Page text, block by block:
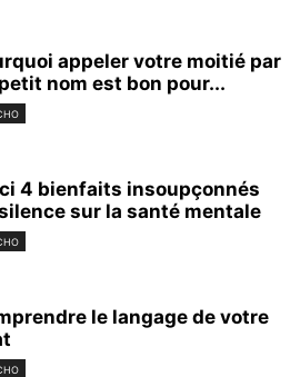
appeler votre moitié par
nom est bon pour...
4 bienfaits insoupçonnés
sur la santé mentale
le langage de votre